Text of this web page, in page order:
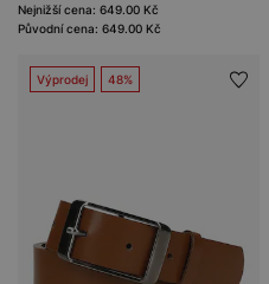
Nejnižší cena: 649.00 Kč
Původní cena: 649.00 Kč
Výprodej 48%